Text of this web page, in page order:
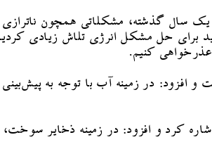
یک سال گذشته، مشکلاتی همچون
برای حل مشکل انرژی تلاش زیادی
عذرخواهی کنیم.
در زمینه آب با توجه به